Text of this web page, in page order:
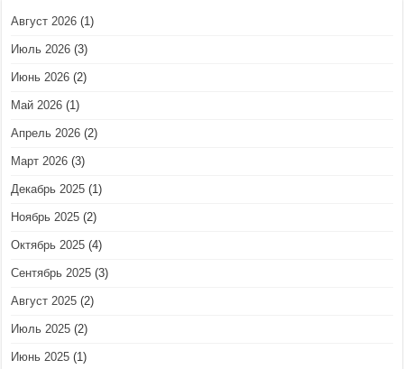
Август 2026 (1)
Июль 2026 (3)
Июнь 2026 (2)
Май 2026 (1)
Апрель 2026 (2)
Март 2026 (3)
Декабрь 2025 (1)
Ноябрь 2025 (2)
Октябрь 2025 (4)
Сентябрь 2025 (3)
Август 2025 (2)
Июль 2025 (2)
Июнь 2025 (1)